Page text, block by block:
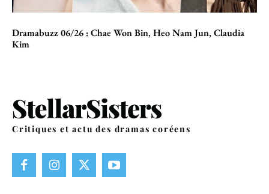
Dramabuzz 06/26 : Chae Won Bin, Heo Nam Jun, Claudia
Kim
Critiques et actu des dramas coréens